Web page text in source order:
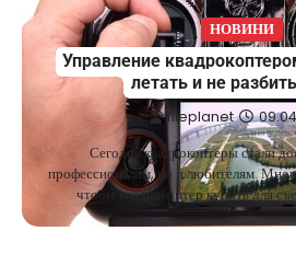
НОВИНИ
Управление
летать и не
fileplanet
Сегодня квадрокоптеры стали
профессионалам, но и любителям.
чтобы квадрокоптер купить для